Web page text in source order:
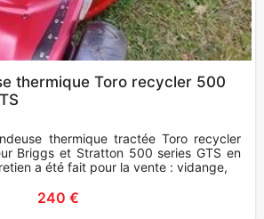
thermique Toro recycler 500
thermique tractée Toro recycler
Briggs et Stratton 500 series GTS en
a été fait pour la vente : vidange, fi
240 €